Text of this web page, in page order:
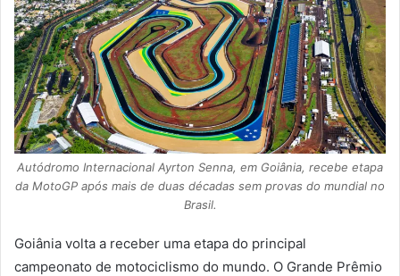
Autódromo Internacional Ayrton Senna, em Goiânia, recebe etapa
da MotoGP após mais de duas décadas sem provas do mundial no
Brasil.
Goiânia volta a receber uma etapa do principal
campeonato de motociclismo do mundo. O Grande Prêmio